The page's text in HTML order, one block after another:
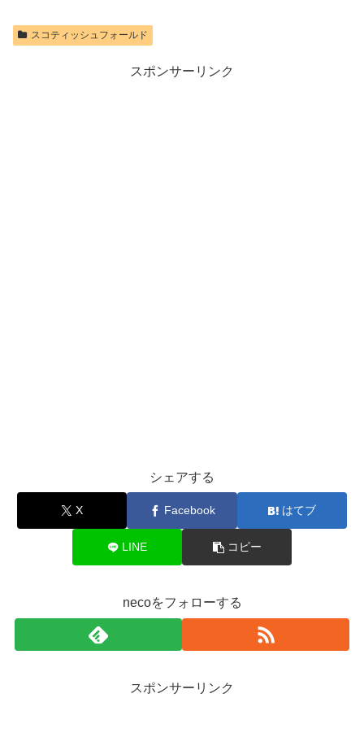
スコティッシュフォールド
スポンサーリンク
シェアする
X Facebook はてブ
LINE コピー
necoをフォローする
スポンサーリンク